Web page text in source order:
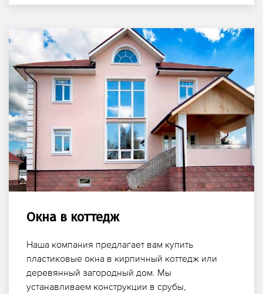
Окна в коттедж
Наша компания предлагает вам купить
пластиковые окна в кирпичный коттедж или
деревянный загородный дом. Мы
устанавливаем конструкции в срубы,